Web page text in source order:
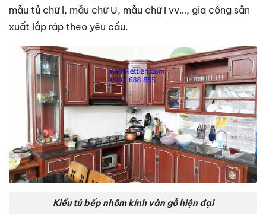
mẫu tủ chữ l, mẫu chữ U, mẫu chữ I vv…, gia công sản
xuất lắp ráp theo yêu cầu.
Kiểu tủ bếp nhôm kính vân gỗ hiện đại